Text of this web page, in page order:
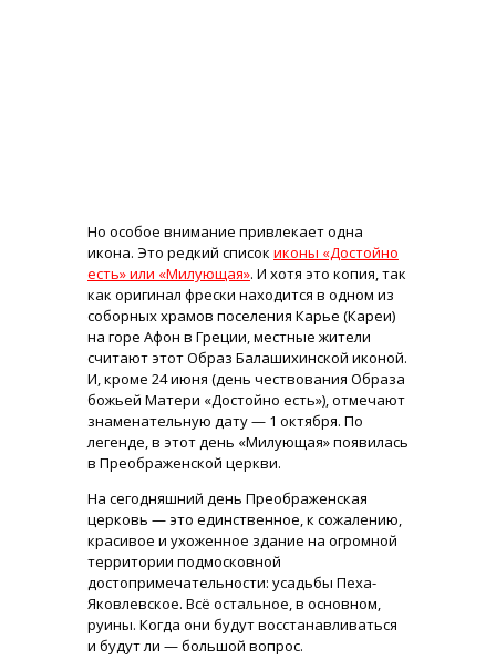
Но особое внимание привлекает одна
икона. Это редкий список иконы «Достойно
есть» или «Милующая». И хотя это копия, так
как оригинал фрески находится в одном из
соборных храмов поселения Карье (Кареи)
на горе Афон в Греции, местные жители
считают этот Образ Балашихинской иконой.
И, кроме 24 июня (день чествования Образа
божьей Матери «Достойно есть»), отмечают
знаменательную дату — 1 октября. По
легенде, в этот день «Милующая» появилась
в Преображенской церкви.
На сегодняшний день Преображенская
церковь — это единственное, к сожалению,
красивое и ухоженное здание на огромной
территории подмосковной
достопримечательности: усадьбы Пеха-
Яковлевское. Всё остальное, в основном,
руины. Когда они будут восстанавливаться
и будут ли — большой вопрос.